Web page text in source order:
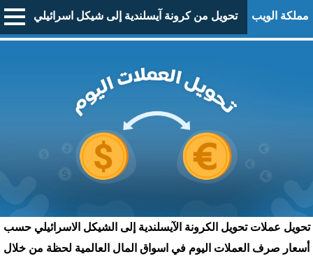
مملكة الويب تحويل من كرونة آيسلندية إلى شيكل اسرائيلي
تحويل عملات تحويل الكرونة الآيسلندية إلى الشيكل الاسرائيلي حسب
أسعار صرف العملات اليوم في اسواق المال العالمية لحظة من خلال